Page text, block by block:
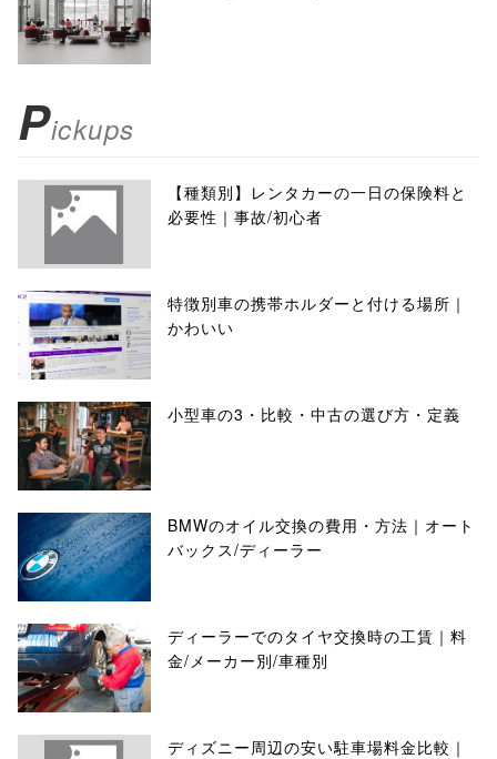
Pickups
【種類別】レンタカーの一日の保険料と
必要性｜事故/初心者
特徴別車の携帯ホルダーと付ける場所｜
かわいい
小型車の3・比較・中古の選び方・定義
BMWのオイル交換の費用・方法｜オート
バックス/ディーラー
ディーラーでのタイヤ交換時の工賃｜料
金/メーカー別/車種別
ディズニー周辺の安い駐車場料金比較｜